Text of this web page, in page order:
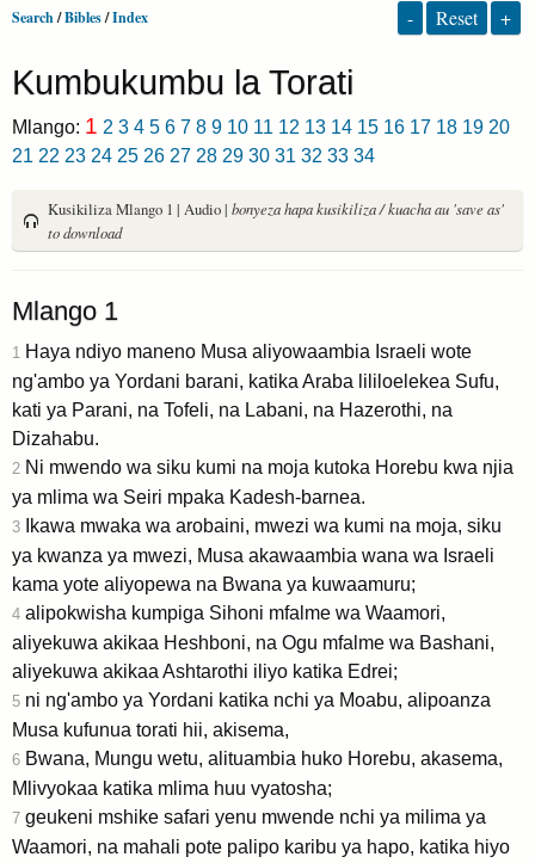
Search/Bibles/Index - Reset +
Kumbukumbu la Torati
Mlango: 1 2 3 4 5 6 7 8 9 10 11 12 13 14 15 16 17 18 19 20
21 22 23 24 25 26 27 28 29 30 31 32 33 34
Kusikiliza Mlango 1 | Audio | bonyeza hapa kusikiliza / kuacha au 'save as'
to download
Mlango 1
1 Haya ndiyo maneno Musa aliyowaambia Israeli wote
ng'ambo ya Yordani barani, katika Araba lililoelekea Sufu,
kati ya Parani, na Tofeli, na Labani, na Hazerothi, na
Dizahabu.
2 Ni mwendo wa siku kumi na moja kutoka Horebu kwa njia
ya mlima wa Seiri mpaka Kadesh-barnea.
3
Ikawa mwaka wa arobaini, mwezi wa kumi na moja, siku
ya kwanza ya mwezi, Musa akawaambia wana wa Israeli
kama yote aliyopewa na Bwana ya kuwaamuru;
4 alipokwisha kumpiga Sihoni mfalme wa Waamori,
aliyekuwa akikaa Heshboni, na Ogu mfalme wa Bashani,
aliyekuwa akikaa Ashtarothi iliyo katika Edrei;
5 ni ng'ambo ya Yordani katika nchi ya Moabu, alipoanza
Musa kufunua torati hii, akisema,
6 Bwana, Mungu wetu, alituambia huko Horebu, akasema,
Mlivyokaa katika mlima huu vyatosha;
7 geukeni mshike safari yenu mwende nchi ya milima ya
Waamori, na mahali pote palipo karibu ya hapo, katika hiyo